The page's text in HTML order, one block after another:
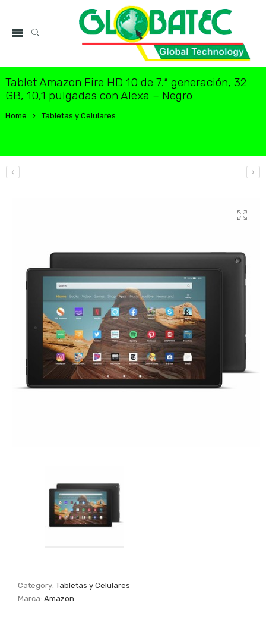
Tablet Amazon Fire HD 10 de 7.ª generación, 32
GB, 10,1 pulgadas con Alexa – Negro
Home Tabletas y Celulares
Category:Tabletas y Celulares
Marca:Amazon